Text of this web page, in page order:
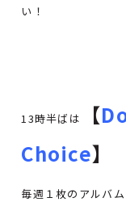
い！
13時半ばは 【
Choice】
毎週１枚のアルバ